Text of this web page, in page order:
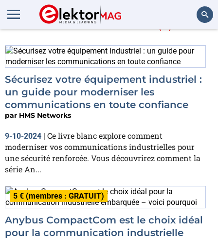
HMS Networks
Sécurisez votre équipement industriel :
un guide pour moderniser les
communications en toute confiance
par HMS Networks
9-10-2024 | Ce livre blanc explore comment
moderniser vos communications industrielles pour
une sécurité renforcée. Vous découvrirez comment la
série An...
5 € (membres : GRATUIT)
Anybus CompactCom est le choix idéal
pour la communication industrielle